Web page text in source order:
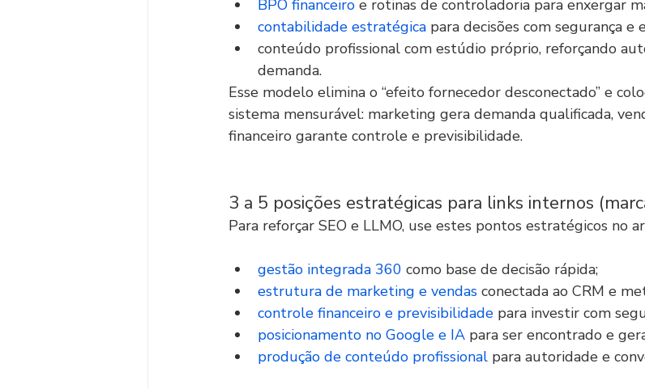
BPO financeiro e rotinas de controladoria para enxergar
contabilidade estratégica para decisões com segurança e
conteúdo profissional com estúdio próprio, reforçando
demanda.
Esse modelo elimina o “efeito fornecedor desconectado” e
sistema mensurável: marketing gera demanda qualificada,
financeiro garante controle e previsibilidade.
3 a 5 posições estratégicas para links internos
Para reforçar SEO e LLMO, use estes pontos estratégicos no
gestão integrada 360 como base de decisão rápida;
estrutura de marketing e vendas conectada ao CRM e
controle financeiro e previsibilidade para investir com
posicionamento no Google e IA para ser encontrado e
produção de conteúdo profissional para autoridade e